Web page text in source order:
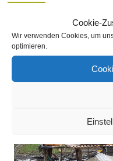
Cookie-
Wir verwenden Cookies, um
optimieren.
SLIDESHOW